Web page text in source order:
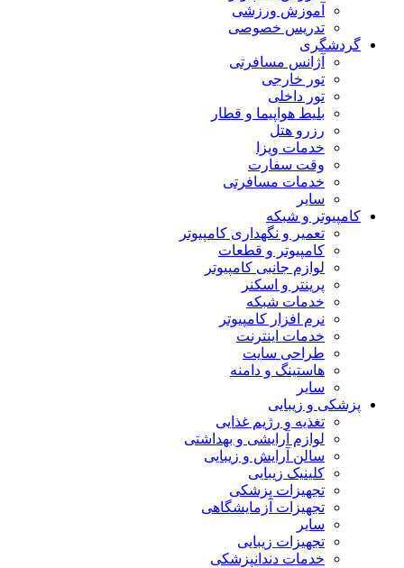
آموزش ورزشی
تدریس خصوصی
گردشگری
آژانس مسافرتی
تور خارجی
تور داخلی
بلیط هواپیما و قطار
رزرو هتل
خدمات ویزا
وقت سفارت
خدمات مسافرتی
سایر
کامپیوتر و شبکه
تعمیر و نگهداری کامپیوتر
کامپیوتر و قطعات
لوازم جانبی کامپیوتر
پرینتر و اسکنر
خدمات شبکه
نرم افزار کامپیوتر
خدمات اینترنت
طراحی سایت
هاستینگ و دامنه
سایر
پزشکی و زیبایی
تغذیه و رژیم غذایی
لوازم آرایشی و بهداشتی
سالن آرایش و زیبایی
کلینیک زیبایی
تجهیزات پزشکی
تجهیزات آزمایشگاهی
سایر
تجهیزات زیبایی
خدمات دندانپزشکی